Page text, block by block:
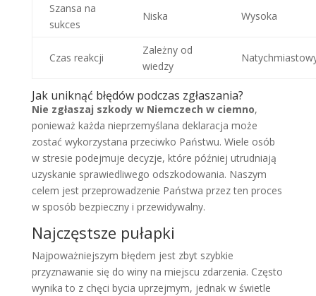
Szansa na
sukces
Niska Wysoka
Czas reakcji
Zależny od
wiedzy
Jak uniknąć błędów podczas zgłaszania?
Nie zgłaszaj szkody w Niemczech w ciemno,
ponieważ każda nieprzemyślana deklaracja może
zostać wykorzystana przeciwko Państwu. Wiele osób
w stresie podejmuje decyzje, które później utrudniają
uzyskanie sprawiedliwego odszkodowania. Naszym
celem jest przeprowadzenie Państwa przez ten proces
w sposób bezpieczny i przewidywalny.
Najczęstsze pułapki
Najpoważniejszym błędem jest zbyt szybkie
przyznawanie się do winy na miejscu zdarzenia. Często
wynika to z chęci bycia uprzejmym, jednak w świetle